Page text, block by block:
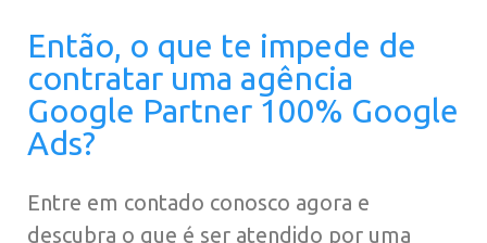
Então, o que te impede de
contratar uma agência
Google Partner 100% Google
Ads?
Entre em contado conosco agora e
descubra o que é ser atendido por uma